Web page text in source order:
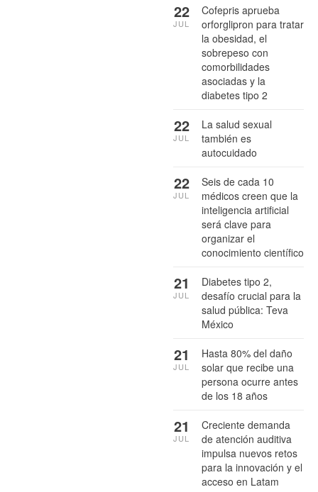
Cofepris aprueba
orforglipron para tratar
la obesidad, el
sobrepeso con
comorbilidades
asociadas y la
diabetes tipo 2
22
JUL
La salud sexual
también es
autocuidado
22
JUL
Seis de cada 10
médicos creen que la
inteligencia artificial
será clave para
organizar el
conocimiento científico
22
JUL
Diabetes tipo 2,
desafío crucial para la
salud pública: Teva
México
21
JUL
Hasta 80% del daño
solar que recibe una
persona ocurre antes
de los 18 años
21
JUL
Creciente demanda
de atención auditiva
impulsa nuevos retos
para la innovación y el
acceso en Latam
21
JUL